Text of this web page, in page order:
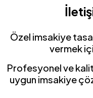
Özel imsakiye
vermek
Profesyonel ve
uygun imsakiye